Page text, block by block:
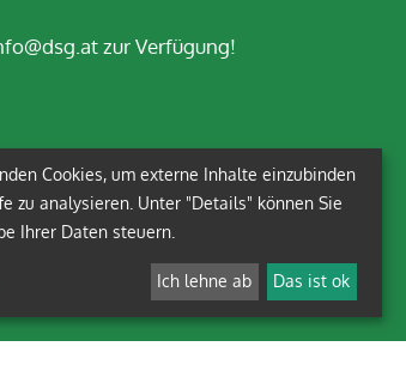
zur Verfügung!
Cookies, um externe Inhalte einzubinden
zu analysieren. Unter "Details" können Sie
Ihrer Daten steuern.
Ich lehne ab Das ist ok